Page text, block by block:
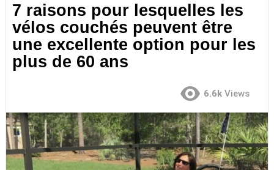
7 raisons pour lesquelles les
vélos couchés peuvent être
une excellente option pour les
plus de 60 ans
6.6k Views